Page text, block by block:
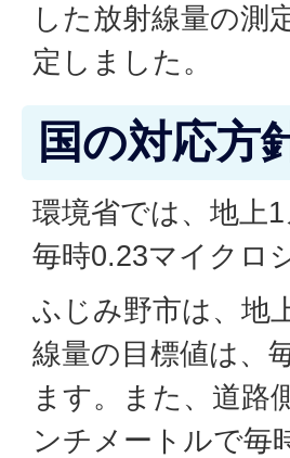
した放射線量の測
定しました。
国の対応方
環境省では、地上
毎時0.23マイクロ
ふじみ野市は、地
線量の目標値は、
ます。また、道路
ンチメートルで毎